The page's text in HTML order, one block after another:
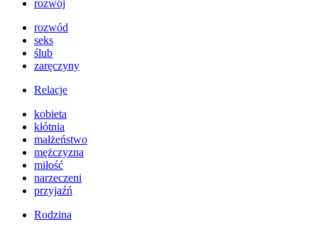
rozwój
rozwód
seks
ślub
zaręczyny
Relacje
kobieta
kłótnia
małżeństwo
mężczyzna
miłość
narzeczeni
przyjaźń
Rodzina